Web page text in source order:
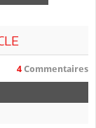
4 Commentaires